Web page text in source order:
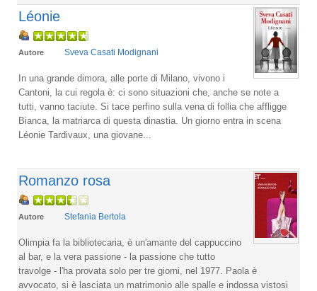
Léonie
Autore Sveva Casati Modignani
In una grande dimora, alle porte di Milano, vivono i
Cantoni, la cui regola è: ci sono situazioni che, anche se note a
tutti, vanno taciute. Si tace perfino sulla vena di follia che affligge
Bianca, la matriarca di questa dinastia. Un giorno entra in scena
Léonie Tardivaux, una giovane...
Romanzo rosa
Autore Stefania Bertola
Olimpia fa la bibliotecaria, è un'amante del cappuccino
al bar, e la vera passione - la passione che tutto
travolge - l'ha provata solo per tre giorni, nel 1977. Paola è
avvocato, si è lasciata un matrimonio alle spalle e indossa vistosi